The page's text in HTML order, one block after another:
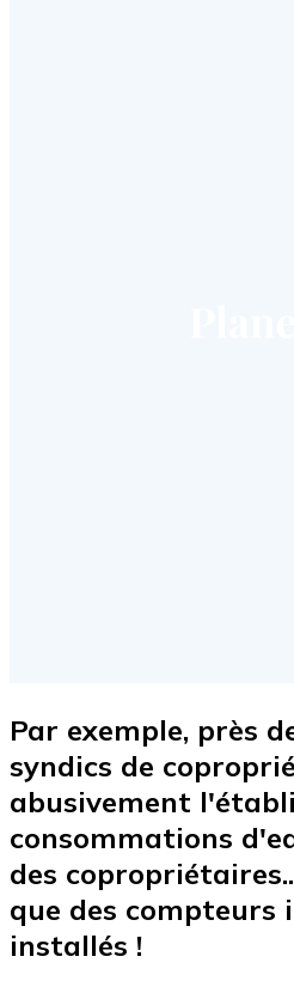
Par exemple, près
syndics de
abusivement
consommations
des
que des compteurs
installés !